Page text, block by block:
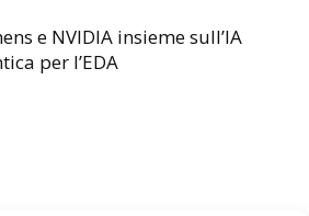
e NVIDIA insieme sull’IA
per l’EDA